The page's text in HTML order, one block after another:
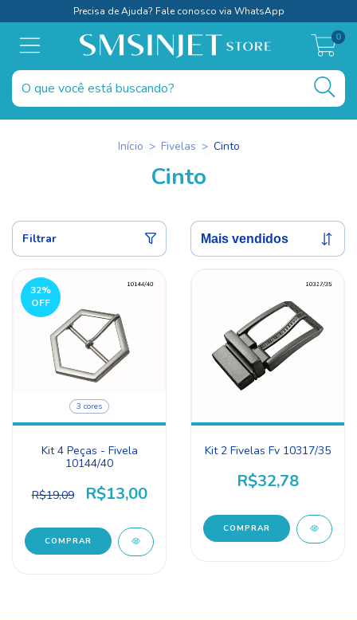
Precisa de Ajuda? Fale conosco via WhatsApp
0
Início > Fivelas > Cinto
Cinto
Filtrar
32%
OFF
3 cores
Kit 4 Peças - Fivela
10144/40
R$19,09 R$13,00
COMPRAR
Kit 2 Fivelas Fv 10317/35
R$32,78
COMPRAR